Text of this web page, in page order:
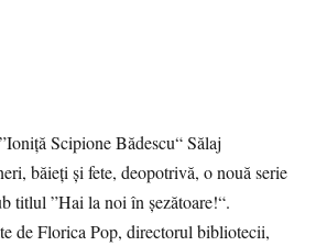
Scipione Bădescu“ Sălaj
băieţi şi fete, deopotrivă, o nouă serie
titlul ”Hai la noi în şezătoare!“.
de Florica Pop, directorul bibliotecii,